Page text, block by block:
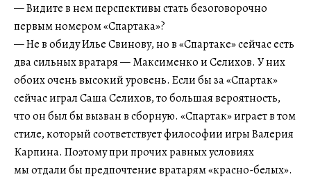
— Видите в нем перспективы стать безоговорочно
первым номером «Спартака»?
— Не в обиду Илье Свинову, но в «Спартаке» сейчас есть
два сильных вратаря — Максименко и Селихов. У них
обоих очень высокий уровень. Если бы за «Спартак»
сейчас играл Саша Селихов, то большая вероятность,
что он был бы вызван в сборную. «Спартак» играет в том
стиле, который соответствует философии игры Валерия
Карпина. Поэтому при прочих равных условиях
мы отдали бы предпочтение вратарям «красно-белых».